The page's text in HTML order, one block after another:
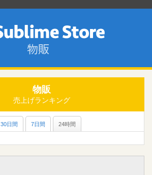
物販
売上げランキング
30日間 7日間 24時間